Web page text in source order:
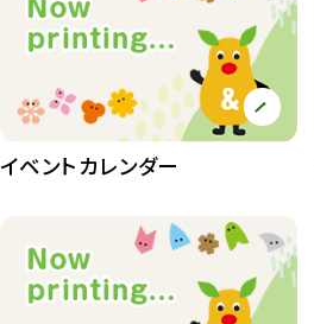
イベントカレンダー